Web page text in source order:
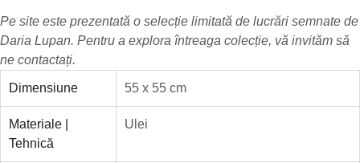
Pe site este prezentată o selecție limitată de lucrări semnate de
Daria Lupan. Pentru a explora întreaga colecție, vă invităm să
ne contactați.
Dimensiune 55 x 55 cm
Materiale |
Tehnică
Ulei